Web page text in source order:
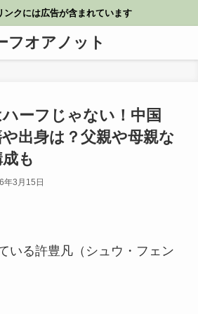
ンクには広告が含まれています
フオアノット
ーフじゃない！中国
出身は？父親や母親な
も
年3月15日
いる許豊凡（シュウ・フェン